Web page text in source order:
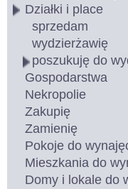
Działki i place
sprzedam
wydzierżawię
poszukuję do
Gospodarstwa
Nekropolie
Zakupię
Zamienię
Pokoje do
Mieszkania do
Domy i lokale do